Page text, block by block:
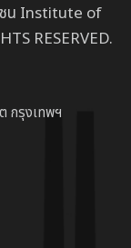
น Institute of
RESERVED.
กรุงเทพฯ